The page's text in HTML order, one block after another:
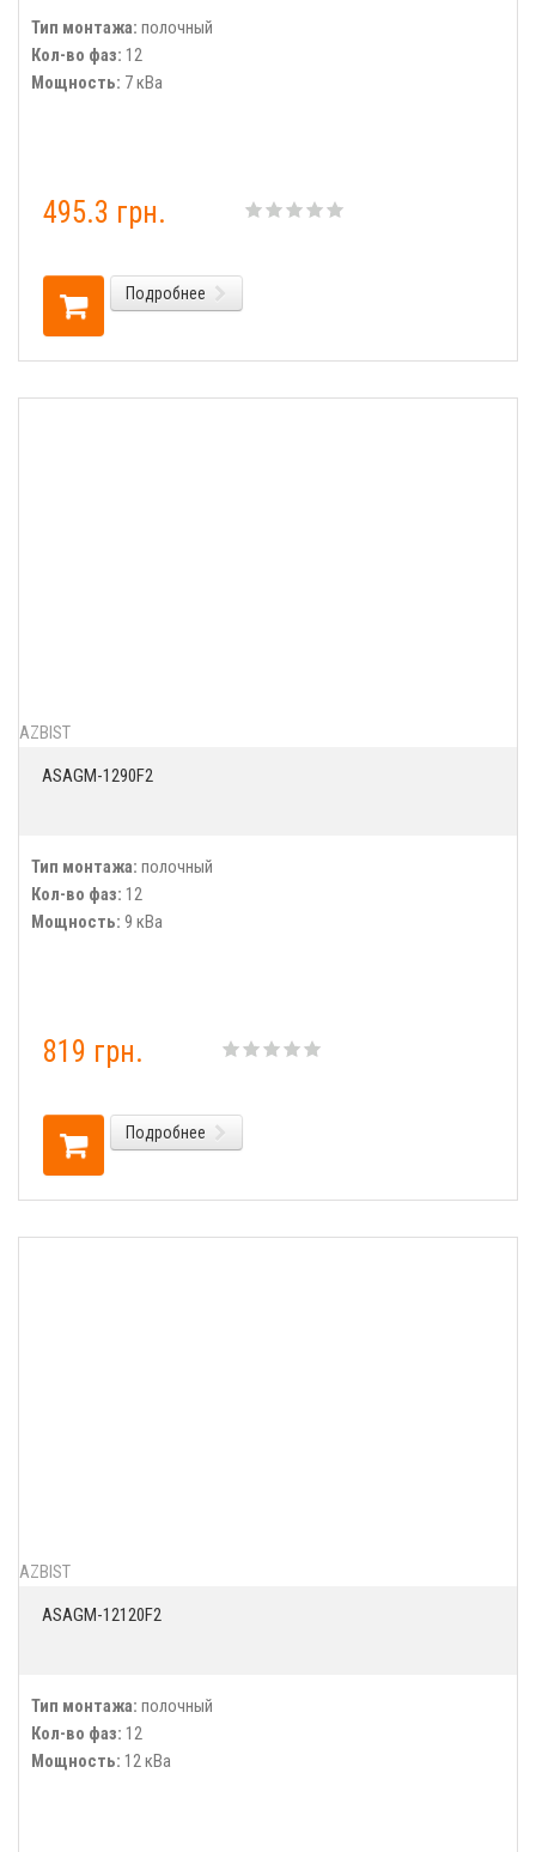
Тип монтажа: полочный
Кол-во фаз: 12
Мощность: 7 кВа
495.3 грн.
Подробнее
AZBIST
ASAGM-1290F2
Тип монтажа: полочный
Кол-во фаз: 12
Мощность: 9 кВа
819 грн.
Подробнее
AZBIST
ASAGM-12120F2
Тип монтажа: полочный
Кол-во фаз: 12
Мощность: 12 кВа